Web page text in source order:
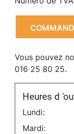
Vous pouvez
016 25 80 25.
Heures d
Lundi:
Mardi: